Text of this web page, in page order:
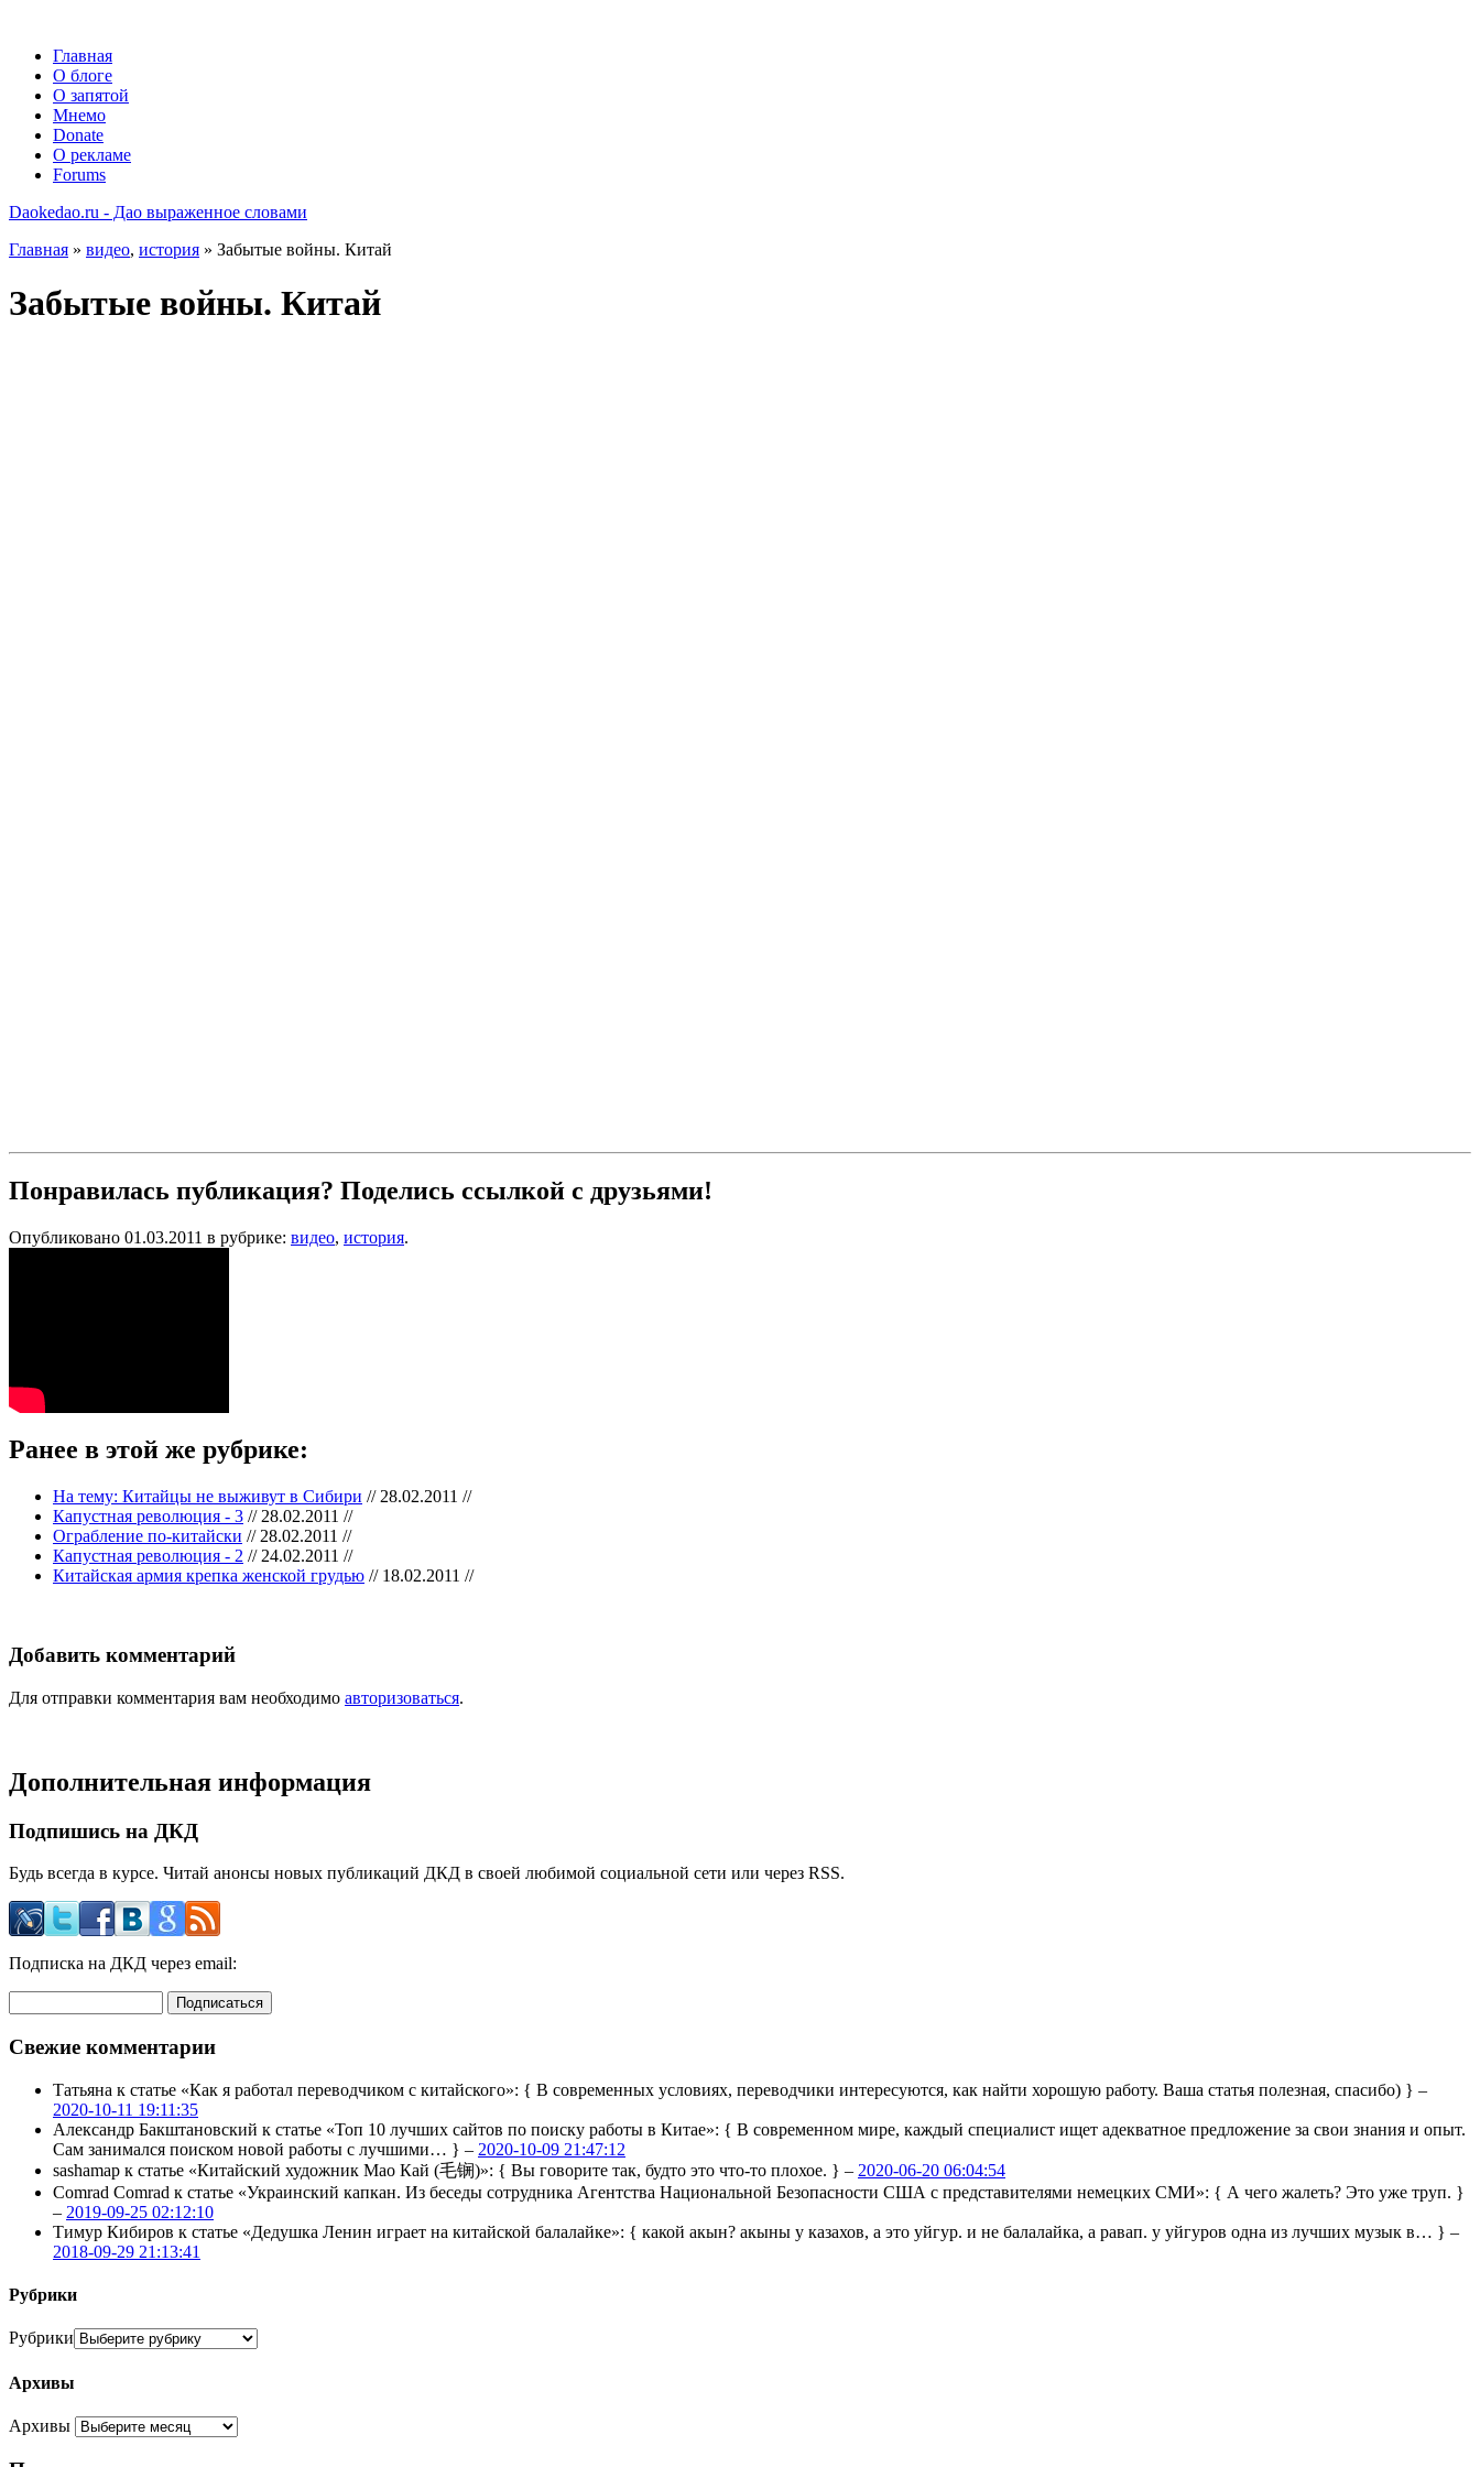
Главная
О блоге
О запятой
Мнемо
Donate
О рекламе
Forums
Daokedao.ru - Дао выраженное словами
Главная » видео, история » Забытые войны. Китай
Забытые войны. Китай
Понравилась публикация? Поделись ссылкой с друзьями!
Опубликовано 01.03.2011 в рубрике: видео, история.
Ранее в этой же рубрике:
На тему: Китайцы не выживут в Сибири // 28.02.2011 //
Капустная революция - 3 // 28.02.2011 //
Ограбление по-китайски // 28.02.2011 //
Капустная революция - 2 // 24.02.2011 //
Китайская армия крепка женской грудью // 18.02.2011 //
Добавить комментарий
Для отправки комментария вам необходимо авторизоваться.
Дополнительная информация
Подпишись на ДКД
Будь всегда в курсе. Читай анонсы новых публикаций ДКД в своей любимой социальной сети или через RSS.
Подписка на ДКД через email:
Свежие комментарии
Татьяна к статье «Как я работал переводчиком с китайского»: { В современных условиях, переводчики интересуются, как найти хорошую работу. Ваша статья полезная, спасибо) } –
2020-10-11 19:11:35
Александр Бакштановский к статье «Топ 10 лучших сайтов по поиску работы в Китае»: { В современном мире, каждый специалист ищет адекватное предложение за свои знания и опыт.
Сам занимался поиском новой работы с лучшими… } – 2020-10-09 21:47:12
sashamap к статье «Китайский художник Мао Кай (毛锎)»: { Вы говорите так, будто это что-то плохое. } – 2020-06-20 06:04:54
Comrad Comrad к статье «Украинский капкан. Из беседы сотрудника Агентства Национальной Безопасности США с представителями немецких СМИ»: { А чего жалеть? Это уже труп. }
– 2019-09-25 02:12:10
Тимур Кибиров к статье «Дедушка Ленин играет на китайской балалайке»: { какой акын? акыны у казахов, а это уйгур. и не балалайка, а равап. у уйгуров одна из лучших музык в… } –
2018-09-29 21:13:41
Рубрики
Рубрики
Архивы
Архивы